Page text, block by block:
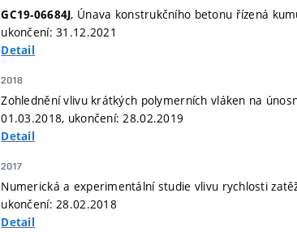
GC19-06684J, Únava konstrukčního betonu řízená
ukončení: 31.12.2021
Detail
2018
Zohlednění vlivu krátkých polymerních vláken na
01.03.2018, ukončení: 28.02.2019
Detail
2017
Numerická a experimentální studie vlivu rychlosti
ukončení: 28.02.2018
Detail